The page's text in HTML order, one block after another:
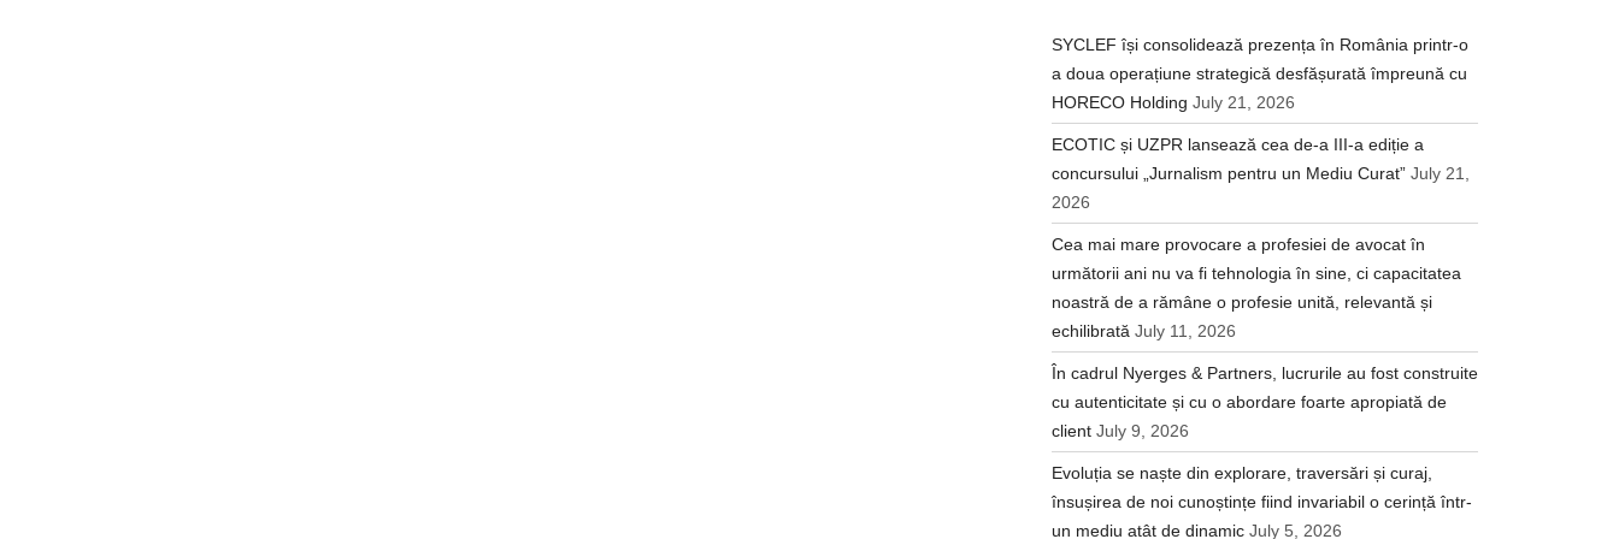
SYCLEF își consolidează prezența în România printr-o
a doua operațiune strategică desfășurată împreună cu
HORECO Holding July 21, 2026
ECOTIC și UZPR lansează cea de-a III-a ediție a
concursului „Jurnalism pentru un Mediu Curat” July 21,
2026
Cea mai mare provocare a profesiei de avocat în
următorii ani nu va fi tehnologia în sine, ci capacitatea
noastră de a rămâne o profesie unită, relevantă și
echilibrată July 11, 2026
În cadrul Nyerges & Partners, lucrurile au fost construite
cu autenticitate și cu o abordare foarte apropiată de
client July 9, 2026
Evoluția se naște din explorare, traversări și curaj,
însușirea de noi cunoștințe fiind invariabil o cerință într-
un mediu atât de dinamic July 5, 2026